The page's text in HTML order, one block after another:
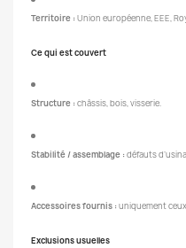
Territoire :Union européenne, EEE,
Ce qui est couvert
Structure :châssis, bois, visserie.
Stabilité / assemblage :défauts
Accessoires fournis :uniquement
Exclusions usuelles